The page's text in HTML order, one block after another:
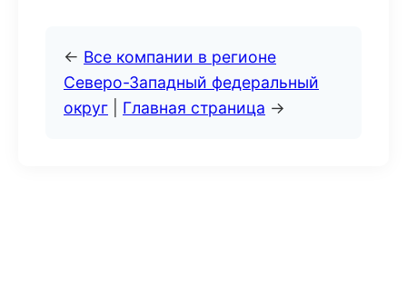
← Все компании в регионе
Северо-Западный федеральный
округ
Главная страница →